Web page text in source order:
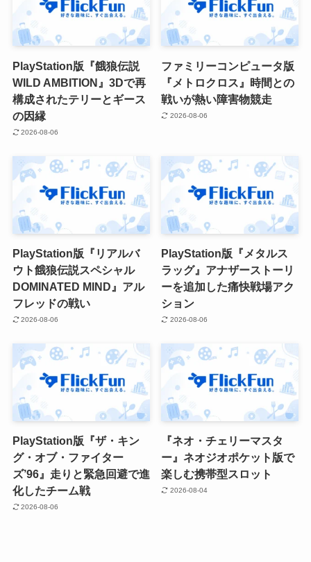
PlayStation版『餓狼伝説
WILD AMBITION』3Dで再
構成されたテリーとギース
の因縁
2026-08-06
ファミリーコンピュータ版
『メトロクロス』時間との
戦いが熱い障害物競走
2026-08-06
PlayStation版『リアルバ
ウト餓狼伝説スペシャル
DOMINATED MIND』アル
フレッドの戦い
2026-08-06
PlayStation版『メタルス
ラッグ』アナザーストーリ
ーを追加した痛快戦場アク
ション
2026-08-06
PlayStation版『ザ・キン
グ・オブ・ファイター
ズ’96』走りと緊急回避で進
化したチーム戦
2026-08-06
『ネオ・チェリーマスタ
ー』ネオジオポケット版で
楽しむ携帯型スロット
2026-08-04